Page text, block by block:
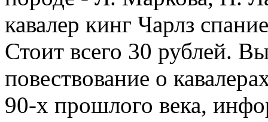
кавалер кинг Чарлз
Стоит всего 30 рублей.
повествование о
90-х прошлого века,